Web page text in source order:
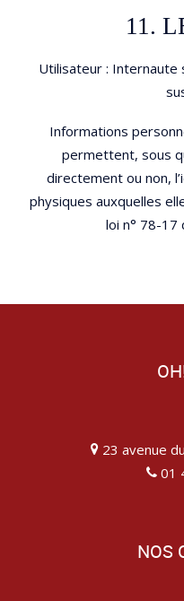
11.
Utilisateur : Internaute
Informations
permettent, sous
directement ou non,
physiques auxquelles
loi n° 78-17
23 avenue
01
NOS